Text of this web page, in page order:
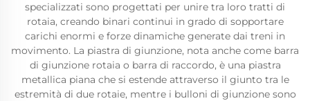
specializzati sono progettati per unire tra loro tratti di
rotaia, creando binari continui in grado di sopportare
carichi enormi e forze dinamiche generate dai treni in
movimento. La piastra di giunzione, nota anche come barra
di giunzione rotaia o barra di raccordo, è una piastra
metallica piana che si estende attraverso il giunto tra le
estremità di due rotaie, mentre i bulloni di giunzione sono